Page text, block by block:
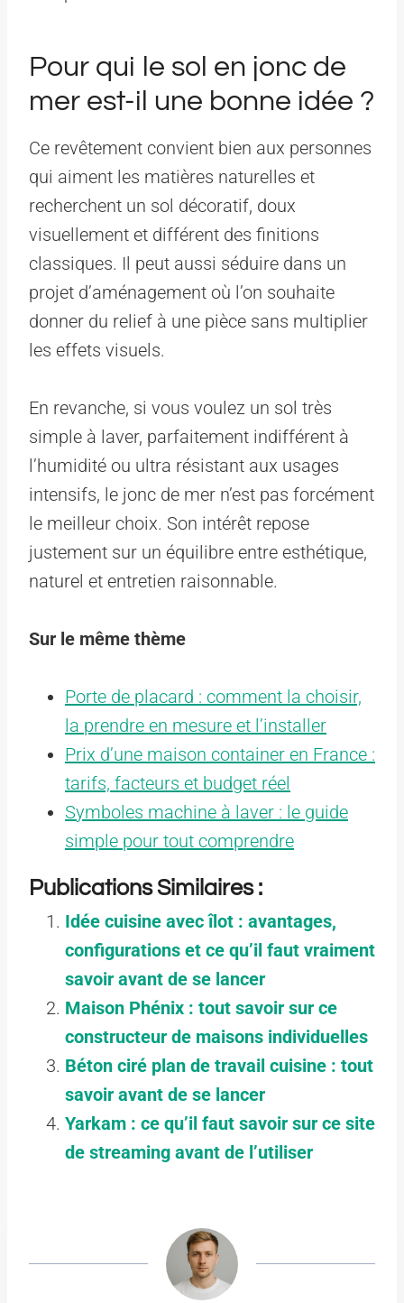
Pour qui le sol en jonc de
mer est-il une bonne idée ?
Ce revêtement convient bien aux personnes
qui aiment les matières naturelles et
recherchent un sol décoratif, doux
visuellement et différent des finitions
classiques. Il peut aussi séduire dans un
projet d’aménagement où l’on souhaite
donner du relief à une pièce sans multiplier
les effets visuels.
En revanche, si vous voulez un sol très
simple à laver, parfaitement indifférent à
l’humidité ou ultra résistant aux usages
intensifs, le jonc de mer n’est pas forcément
le meilleur choix. Son intérêt repose
justement sur un équilibre entre esthétique,
naturel et entretien raisonnable.
Sur le même thème
Porte de placard : comment la choisir,
la prendre en mesure et l’installer
Prix d’une maison container en France :
tarifs, facteurs et budget réel
Symboles machine à laver : le guide
simple pour tout comprendre
Publications Similaires :
Idée cuisine avec îlot : avantages,
configurations et ce qu’il faut vraiment
savoir avant de se lancer
Maison Phénix : tout savoir sur ce
constructeur de maisons individuelles
Béton ciré plan de travail cuisine : tout
savoir avant de se lancer
Yarkam : ce qu’il faut savoir sur ce site
de streaming avant de l’utiliser